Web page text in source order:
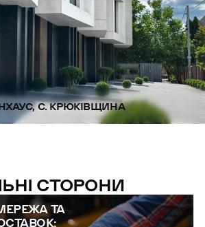
С. КРЮКІВЩИНА
СТОРОНИ
ТА